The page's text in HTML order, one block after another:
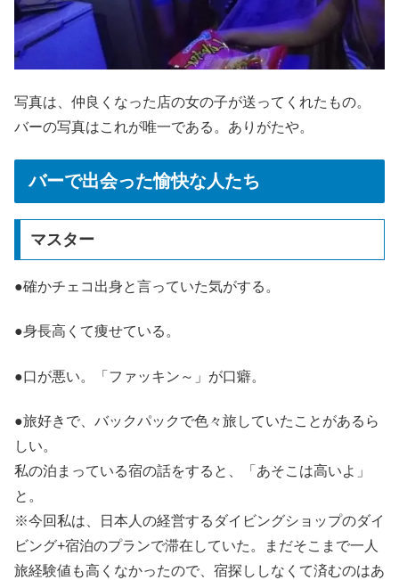
写真は、仲良くなった店の女の子が送ってくれたもの。
バーの写真はこれが唯一である。ありがたや。
バーで出会った愉快な人たち
マスター
●確かチェコ出身と言っていた気がする。
●身長高くて痩せている。
●口が悪い。「ファッキン～」が口癖。
●旅好きで、バックパックで色々旅していたことがあるら
しい。
私の泊まっている宿の話をすると、「あそこは高いよ」
と。
※今回私は、日本人の経営するダイビングショップのダイ
ビング+宿泊のプランで滞在していた。まだそこまで一人
旅経験値も高くなかったので、宿探ししなくて済むのはあ